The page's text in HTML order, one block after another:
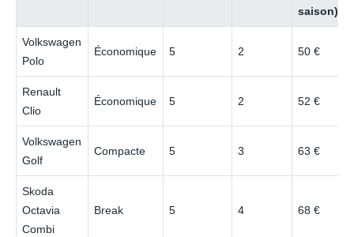
saison)
Volkswagen
Polo
Économique 5 2 50 €
Renault
Clio
Économique 5 2 52 €
Volkswagen
Golf
Compacte 5 3 63 €
Skoda
Octavia
Combi
Break 5 4 68 €